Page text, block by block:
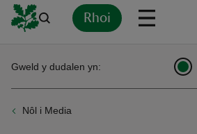
Rhoi
Nôl i Media
Gweld y dudalen yn: